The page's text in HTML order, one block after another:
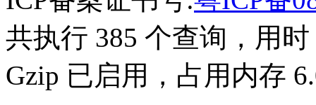
共执行 385 个查询，用
Gzip 已启用，占用内存